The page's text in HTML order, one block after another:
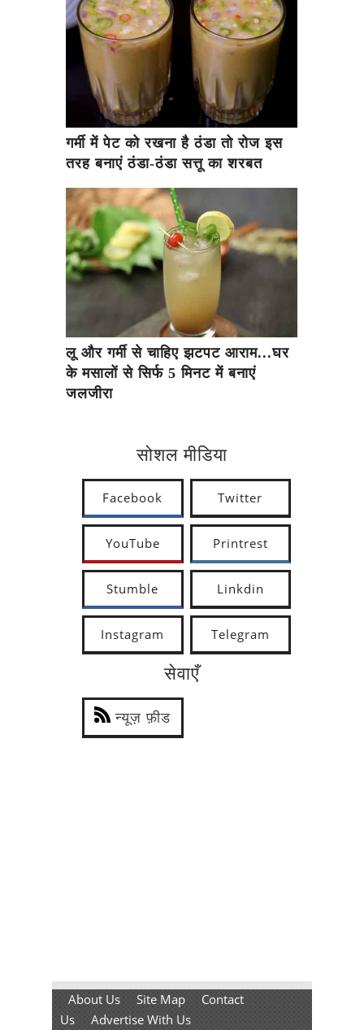
गर्मी में पेट को रखना है ठंडा तो रोज इस
तरह बनाएं ठंडा-ठंडा सत्तू का शरबत
लू और गर्मी से चाहिए झटपट आराम...घर
के मसालों से सिर्फ 5 मिनट में बनाएं
जलजीरा
सोशल मीडिया
Facebook Twitter
YouTube Printrest
Stumble Linkdin
Instagram Telegram
सेवाएँ
न्यूज़ फ़ीड
About Us Site Map
Contact
Us
Advertise With Us